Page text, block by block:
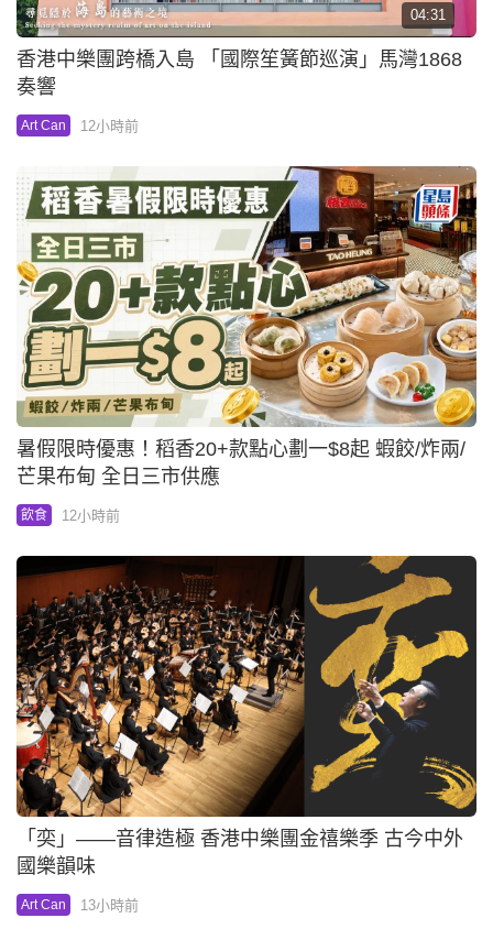
04:31
香港中樂團跨橋入島 「國際笙簧節巡演」馬灣1868
奏響
Art Can 12小時前
暑假限時優惠！稻香20+款點心劃一$8起 蝦餃/炸兩/
芒果布甸 全日三市供應
飲食 12小時前
「奕」——音律造極 香港中樂團金禧樂季 古今中外
國樂韻味
Art Can 13小時前